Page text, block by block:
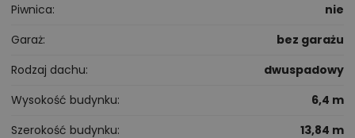
Piwnica
nie
Garaż
bez garażu
Rodzaj dachu
dwuspadowy
Wysokość budynku
6,4 m
Szerokość budynku
13,84 m